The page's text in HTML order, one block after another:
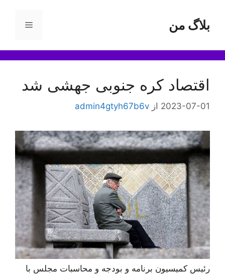
محتوابلاگ من فهرست
اقتصاد کره جنوبی جهشی شد
2023-07-01 از admin4gtyh67b6v
رئیس کمیسیون برنامه و بودجه و محاسبات مجلس با